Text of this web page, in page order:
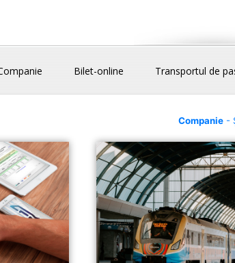
Bilet-online Transportul de
Companie-